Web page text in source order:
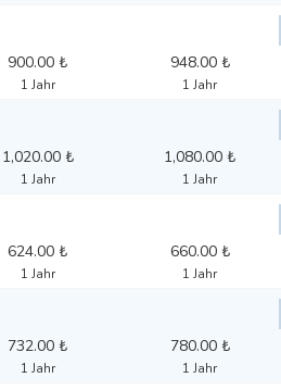
900.00 ₺
1 Jahr
948.00 ₺
1 Jahr
1,020.00 ₺
1 Jahr
1,080.00 ₺
1 Jahr
624.00 ₺
1 Jahr
660.00 ₺
1 Jahr
732.00 ₺
1 Jahr
780.00 ₺
1 Jahr